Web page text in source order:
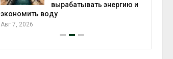
вырабатывать энергию и
экономить воду
Авг 7, 2026